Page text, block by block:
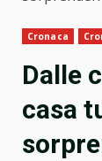
Cronaca
Dalle
casa